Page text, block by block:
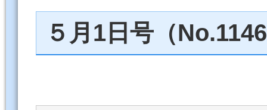
５月1日号（